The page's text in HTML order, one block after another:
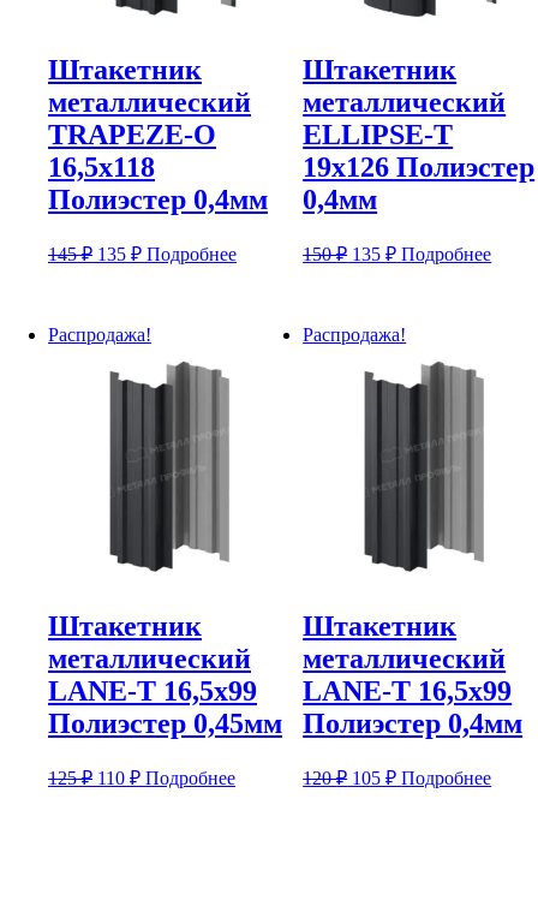
Штакетник
металлический
TRAPEZE-O
16,5х118
Полиэстер 0,4мм
145₽ Первоначальная
135 ₽Текущая
цена:
Подробнее
Штакетник
металлический
ELLIPSE-T
19х126 Полиэстер
0,4мм
150₽ Первоначальная
135₽Текущая
цена:
Подробнее
Распродажа!
Штакетник
металлический
LANE-T 16,5х99
Полиэстер 0,45мм
125₽ Первоначальная
110 ₽Текущая
цена:
Подробнее
Распродажа!
Штакетник
металлический
LANE-T 16,5х99
Полиэстер 0,4мм
120₽ Первоначальная
105₽Текущая
цена:
Подробнее